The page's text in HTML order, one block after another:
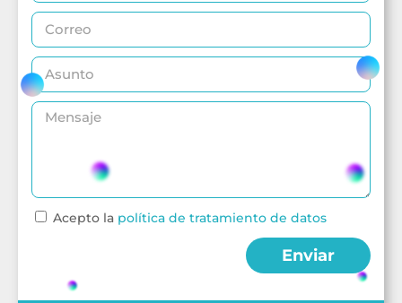
Acepto la política de tratamiento de datos
Enviar